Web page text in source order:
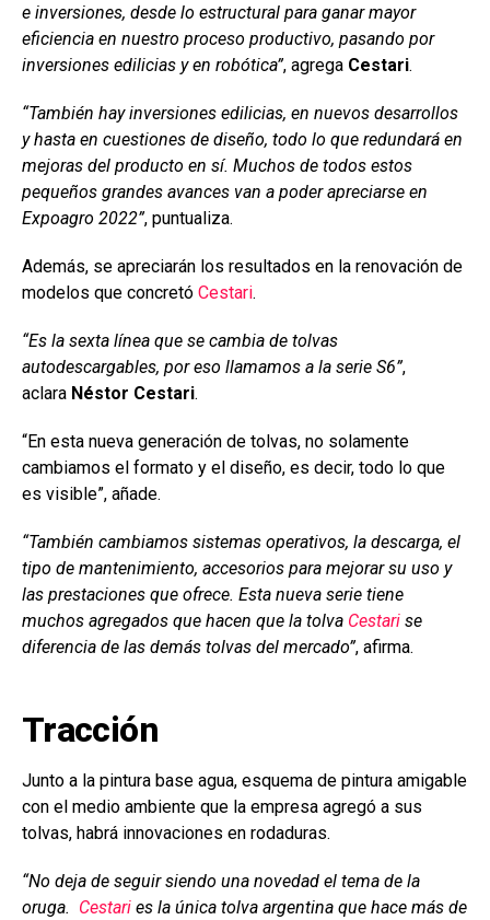
e inversiones, desde lo estructural para ganar mayor
eficiencia en nuestro proceso productivo, pasando por
inversiones edilicias y en robótica”, agrega Cestari.
“También hay inversiones edilicias, en nuevos desarrollos
y hasta en cuestiones de diseño, todo lo que redundará en
mejoras del producto en sí. Muchos de todos estos
pequeños grandes avances van a poder apreciarse en
Expoagro 2022”, puntualiza.
Además, se apreciarán los resultados en la renovación de
modelos que concretó Cestari.
“Es la sexta línea que se cambia de tolvas
autodescargables, por eso llamamos a la serie S6”,
aclara Néstor Cestari.
“En esta nueva generación de tolvas, no solamente
cambiamos el formato y el diseño, es decir, todo lo que
es visible”, añade.
“También cambiamos sistemas operativos, la descarga, el
tipo de mantenimiento, accesorios para mejorar su uso y
las prestaciones que ofrece. Esta nueva serie tiene
muchos agregados que hacen que la tolva Cestari se
diferencia de las demás tolvas del mercado”, afirma.
Tracción
Junto a la pintura base agua, esquema de pintura amigable
con el medio ambiente que la empresa agregó a sus
tolvas, habrá innovaciones en rodaduras.
“No deja de seguir siendo una novedad el tema de la
oruga. Cestari es la única tolva argentina que hace más de